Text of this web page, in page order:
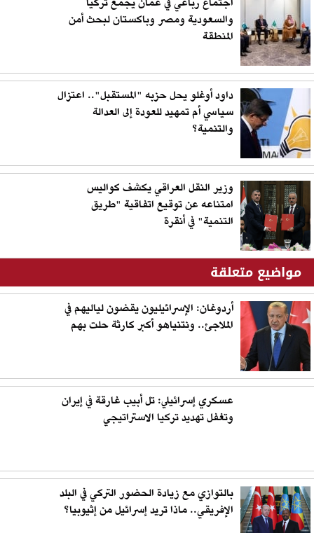
والسعودية ومصر وباكستان لبحث أمن
المنطقة
داود أوغلو يحل حزبه "المستقبل".. اعتزال
سياسي أم تمهيد للعودة إلى العدالة
والتنمية؟
وزير النقل العراقي يكشف كواليس
امتناعه عن توقيع اتفاقية "طريق
التنمية" في أنقرة
مواضيع متعلقة
أردوغان: الإسرائيليون يقضون لياليهم في
الملاجئ.. ونتنياهو أكبر كارثة حلت بهم
عسكري إسرائيلي: تل أبيب غارقة في إيران
وتغفل تهديد تركيا الاستراتيجي
بالتوازي مع زيادة الحضور التركي في البلد
الإفريقي.. ماذا تريد إسرائيل من إثيوبيا؟